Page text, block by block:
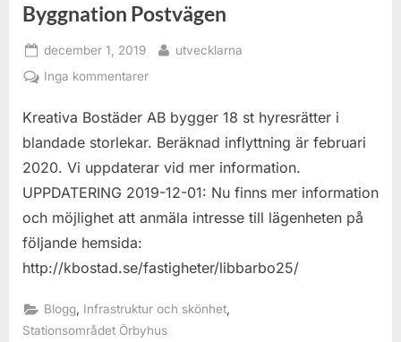
Byggnation Postvägen
Posted
on
december 1, 2019 By
utvecklarna
Inga kommentarertill
Postvägen
Kreativa Bostäder AB bygger 18 st hyresrätter i
blandade storlekar. Beräknad inflyttning är februari
2020. Vi uppdaterar vid mer information.
UPPDATERING 2019-12-01: Nu finns mer information
och möjlighet att anmäla intresse till lägenheten på
följande hemsida:
http://kbostad.se/fastigheter/libbarbo25/
Blogg Infrastruktur och skönhet
Stationsområdet Örbyhus